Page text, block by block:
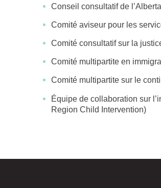
Conseil consultatif de
Comité aviseur pour les
Comité consultatif sur la
Comité multipartite en
Comité multipartite sur le
Équipe de collaboration sur
Region Child Intervention)